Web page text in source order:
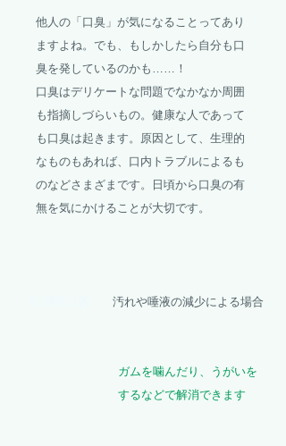
他人の「口臭」が気になることってあり
ますよね。でも、もしかしたら自分も口
臭を発しているのかも……！
口臭はデリケートな問題でなかなか周囲
も指摘しづらいもの。 健康な人であって
も口臭は起きます。原因として、生理的
なものもあれば、口内トラブルによるも
のなどさまざまです。日頃から口臭の有
無を気にかけることが大切です。
汚れや唾液の減少による場合
ガムを噛んだり、うがいを
するなどで解消できます